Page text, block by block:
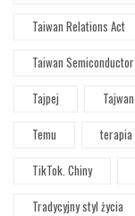
Taiwan Relations Act
Taiwan
Tajpej
Tajwan
Temu
terapia
TikTok. Chiny
Tradycyjny styl życia